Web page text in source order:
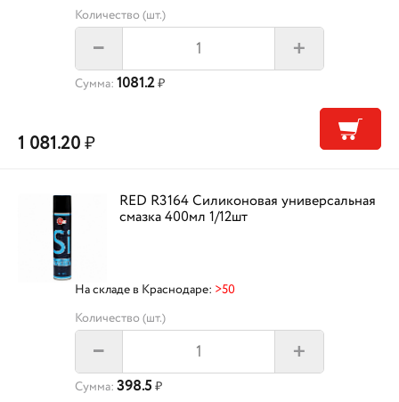
Количество (шт.)
– +
Сумма: 1081.2₽
1 081.20₽
RED R3164 Силиконовая универсальная
смазка 400мл 1/12шт
На складе в Краснодаре: >50
Количество (шт.)
– +
Сумма: 398.5 ₽